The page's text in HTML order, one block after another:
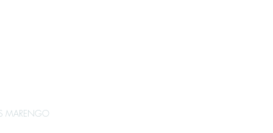
MARENGO